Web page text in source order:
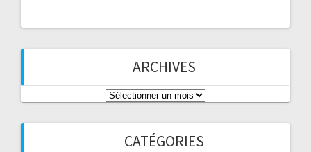
ARCHIVES
Archives
CATÉGORIES